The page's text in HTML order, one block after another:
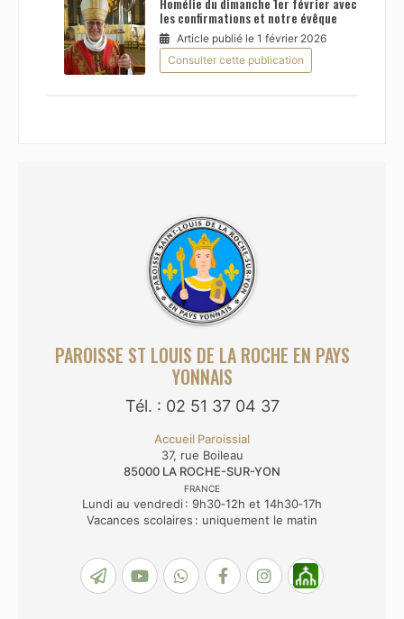
PAROISSE ST LOUIS DE LA ROCHE EN PAYS
YONNAIS
Tél. : 02 51 37 04 37
Accueil Paroissial
37, rue Boileau
85000 LA ROCHE-SUR-YON
FRANCE
Lundi au vendredi : 9h30‑12h et 14h30‑17h
Vacances scolaires : uniquement le matin
les confirmations et notre évêque
Article publié le 1 février 2026
Consulter cette publication